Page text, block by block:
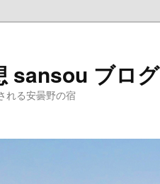
sansou ブログ
れる安曇野の宿